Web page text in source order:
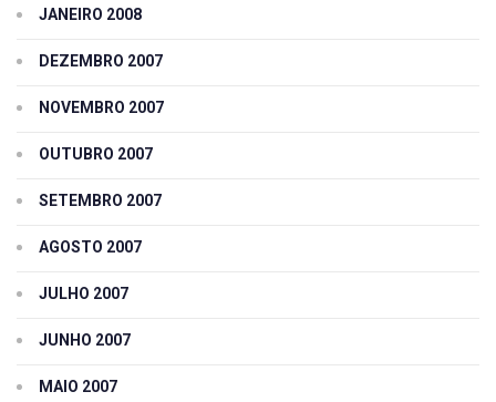
JANEIRO 2008
DEZEMBRO 2007
NOVEMBRO 2007
OUTUBRO 2007
SETEMBRO 2007
AGOSTO 2007
JULHO 2007
JUNHO 2007
MAIO 2007